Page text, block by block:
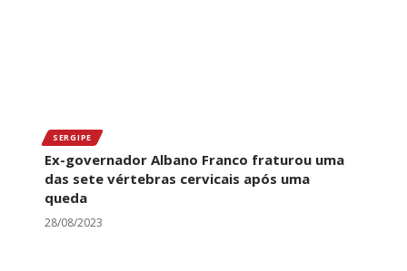
SERGIPE
Ex-governador Albano Franco fraturou uma
das sete vértebras cervicais após uma
queda
28/08/2023